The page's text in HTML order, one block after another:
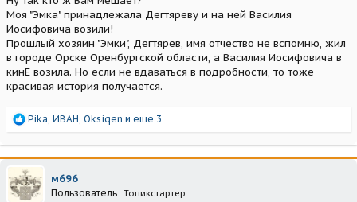
Моя "Эмка" принадлежала Дегтяреву и на ней Василия
Иосифовича возили!
Прошлый хозяин "Эмки", Дегтярев, имя отчество не вспомню, жил
в городе Орске Оренбургской области, а Василия Иосифовича в
кинЕ возила. Но если не вдаваться в подробности, то тоже
красивая история получается.
Р
а
к
ц
и
и
Pika, ИВАН, Oksiqen и еще 3
м696
Пользователь Топикстартер